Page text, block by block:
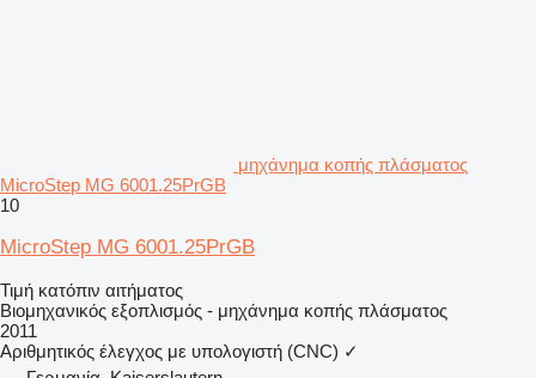
μηχάνημα κοπής πλάσματος
MicroStep MG 6001.25PrGB
10
MicroStep MG 6001.25PrGB
Τιμή κατόπιν αιτήματος
Βιομηχανικός εξοπλισμός - μηχάνημα κοπής πλάσματος
2011
Αριθμητικός έλεγχος με υπολογιστή (CNC) ✓